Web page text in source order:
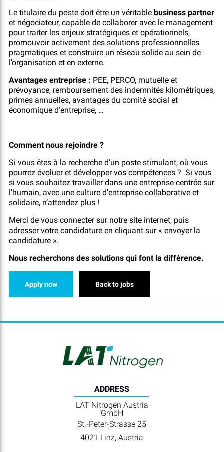
Le titulaire du poste doit être un véritable business partner
et négociateur, capable de collaborer avec le management
pour traiter les enjeux stratégiques et opérationnels,
promouvoir activement des solutions professionnelles
pragmatiques et construire un réseau solide au sein de
l’organisation et en externe.
Avantages entreprise : PEE, PERCO, mutuelle et
prévoyance, remboursement des indemnités kilométriques,
primes annuelles, avantages du comité social et
économique d’entreprise, …
Comment nous rejoindre ?
Si vous êtes à la recherche d’un poste stimulant, où vous
pourrez évoluer et développer vos compétences ? Si vous
si vous souhaitez travailler dans une entreprise centrée sur
l'humain, avec une culture d'entreprise collaborative et
solidaire, n’attendez plus !
Merci de vous connecter sur notre site internet, puis
adresser votre candidature en cliquant sur « envoyer la
candidature ».
Nous recherchons des solutions qui font la différence.
Apply now Back to jobs
ADDRESS
LAT Nitrogen Austria
GmbH
St.-Peter-Strasse 25
4021 Linz, Austria